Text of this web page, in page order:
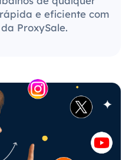
e eficiente com
ProxySale.